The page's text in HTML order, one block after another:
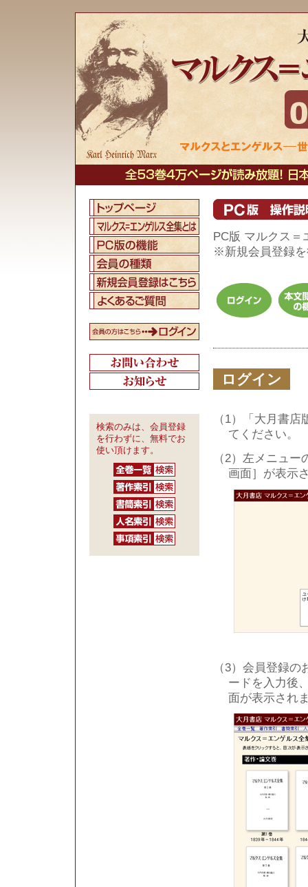
検索のみは、会員登録
を行わずに、無料でお
使い頂けます。
PC版 マルクス＝
※新規会員登録
ログイン
（1）「大月書
てください。
（2）左メニュー
画面］が表示
（3）会員登録
ードを入力後
面が表示され